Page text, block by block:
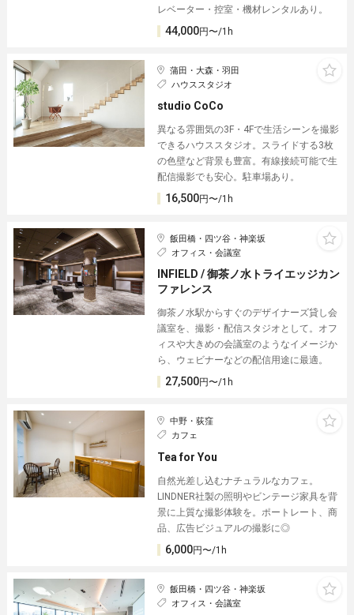
レベーター・控室・機材レンタルあり。
44,000円〜/1h
蒲田・大森・羽田
ハウススタジオ
studio CoCo
異なる雰囲気の3F・4Fで生活シーンを撮影
できるハウススタジオ。スライドする3枚
の色壁など背景も豊富。有線接続可能で生
配信撮影でも安心。駐車場あり。
16,500円〜/1h
飯田橋・四ツ谷・神楽坂
オフィス・会議室
INFIELD / 御茶ノ水トライエッジカン
ファレンス
御茶ノ水駅からすぐのデザイナーズ貸し会
議室を、撮影・配信スタジオとして。オフ
ィスや大きめの会議室のようなイメージか
ら、ウェビナーなどの配信用途に最適。
27,500円〜/1h
中野・荻窪
カフェ
Tea for You
自然光差し込むナチュラルなカフェ。
LINDNER社製の照明やビンテージ家具を背
景に上質な撮影体験を。ポートレート、商
品、広告ビジュアルの撮影に◎
6,000円〜/1h
飯田橋・四ツ谷・神楽坂
オフィス・会議室